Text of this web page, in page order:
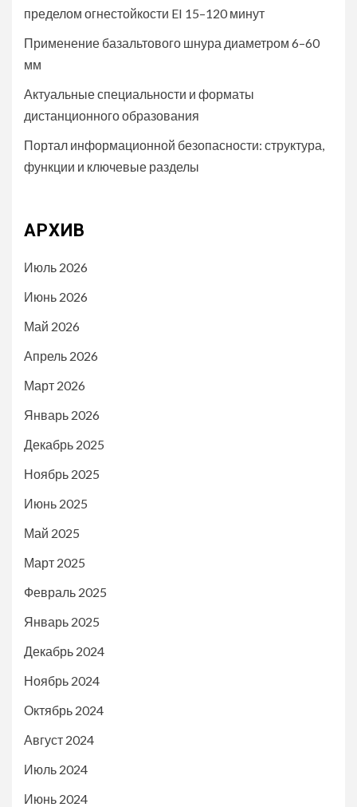
пределом огнестойкости EI 15–120 минут
Применение базальтового шнура диаметром 6–60
мм
Актуальные специальности и форматы
дистанционного образования
Портал информационной безопасности: структура,
функции и ключевые разделы
АРХИВ
Июль 2026
Июнь 2026
Май 2026
Апрель 2026
Март 2026
Январь 2026
Декабрь 2025
Ноябрь 2025
Июнь 2025
Май 2025
Март 2025
Февраль 2025
Январь 2025
Декабрь 2024
Ноябрь 2024
Октябрь 2024
Август 2024
Июль 2024
Июнь 2024